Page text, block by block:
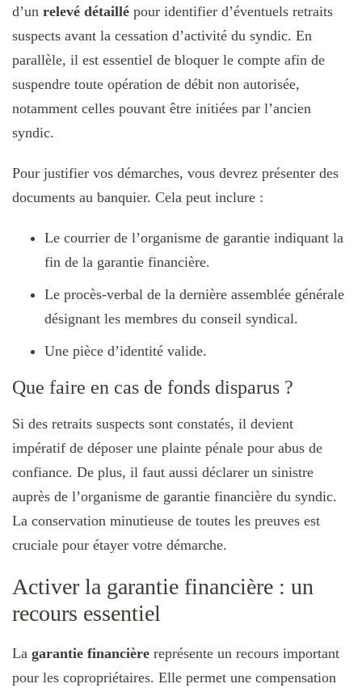
d’un relevé détaillé pour identifier d’éventuels retraits
suspects avant la cessation d’activité du syndic. En
parallèle, il est essentiel de bloquer le compte afin de
suspendre toute opération de débit non autorisée,
notamment celles pouvant être initiées par l’ancien
syndic.
Pour justifier vos démarches, vous devrez présenter des
documents au banquier. Cela peut inclure :
Le courrier de l’organisme de garantie indiquant la
fin de la garantie financière.
Le procès-verbal de la dernière assemblée générale
désignant les membres du conseil syndical.
Une pièce d’identité valide.
Que faire en cas de fonds disparus ?
Si des retraits suspects sont constatés, il devient
impératif de déposer une plainte pénale pour abus de
confiance. De plus, il faut aussi déclarer un sinistre
auprès de l’organisme de garantie financière du syndic.
La conservation minutieuse de toutes les preuves est
cruciale pour étayer votre démarche.
Activer la garantie financière : un
recours essentiel
La garantie financière représente un recours important
pour les copropriétaires. Elle permet une compensation